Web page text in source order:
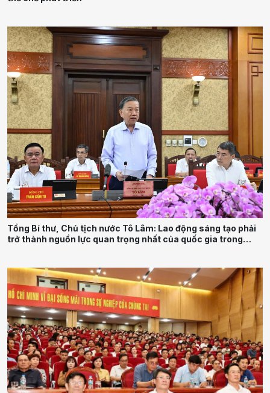
Tổng Bí thư, Chủ tịch nước Tô Lâm: Lao động sáng tạo phải
trở thành nguồn lực quan trọng nhất của quốc gia trong